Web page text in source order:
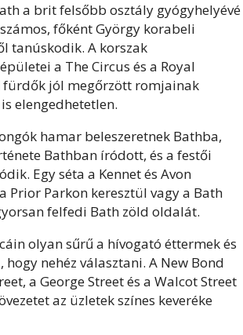
a brit felsőbb osztály gyógyhelyévé
főként György korabeli
tanúskodik. A korszak
a The Circus és a Royal
fürdők jól megőrzött romjainak
elengedhetetlen.
hamar beleszeretnek Bathba,
Bathban íródott, és a festői
Egy séta a Kennet és Avon
Prior Parkon keresztül vagy a Bath
felfedi Bath zöld oldalát.
olyan sűrű a hívogató éttermek és
nehéz választani. A New Bond
a George Street és a Walcot Street
az üzletek színes keveréke